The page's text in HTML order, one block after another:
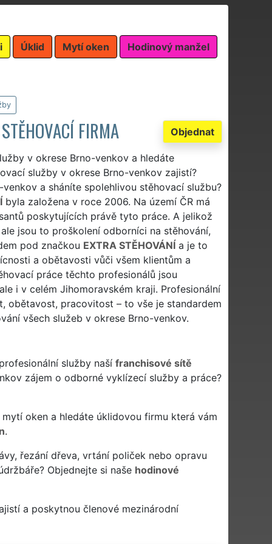
Úklid Mytí oken Hodinový manžel
Objednat
FIRMA
v okrese Brno-venkov a hledáte
služby v okrese Brno-venkov zajistí?
a sháníte spolehlivou stěhovací službu?
byla založena v roce 2006. Na území ČR má
poskytujících právě tyto práce. A jelikož
jsou to proškolení odborníci na stěhování,
pod značkou EXTRA STĚHOVÁNÍa je to
a obětavosti vůči všem klientům a
práce těchto profesionálů jsou
i v celém Jihomoravském kraji. Profesionální
obětavost, pracovitost – to vše je standardem
všech služeb v okrese Brno-venkov.
služby naší franchisové sítě
zájem o odborné vyklízecí služby a práce?
oken a hledáte úklidovou firmu která vám
.
řezání dřeva, vrtání poliček nebo opravu
Objednejte si naše hodinové
a poskytnou členové mezinárodní